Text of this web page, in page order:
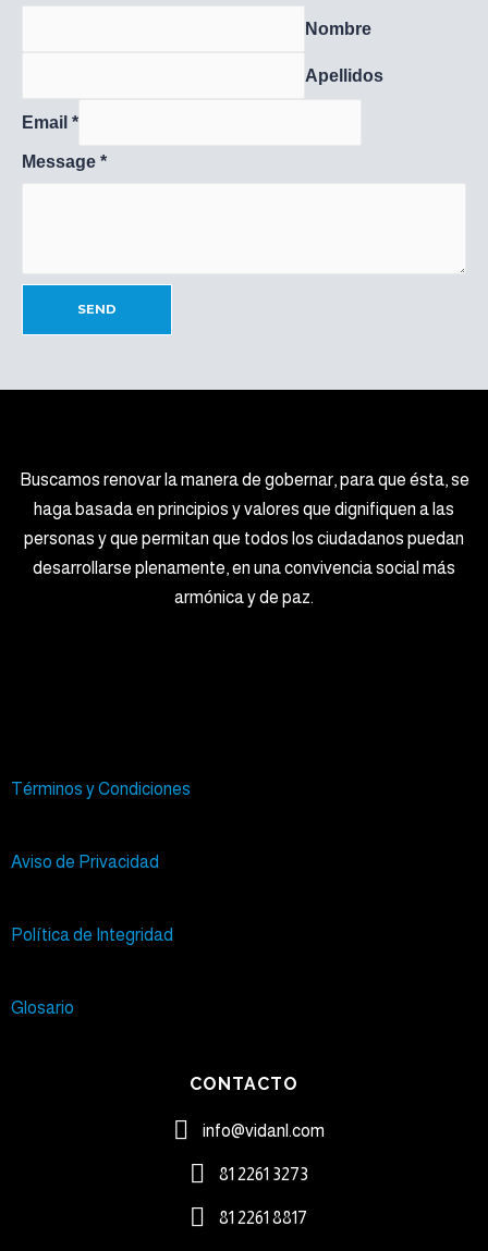
Nombre
Apellidos
Email *
Message *
SEND
Buscamos renovar la manera de gobernar, para que ésta, se
haga basada en principios y valores que dignifiquen a las
personas y que permitan que todos los ciudadanos puedan
desarrollarse plenamente, en una convivencia social más
armónica y de paz.
Términos y Condiciones
Aviso de Privacidad
Política de Integridad
Glosario
CONTACTO
info@vidanl.com
81 2261 3273​
81 2261 8817​